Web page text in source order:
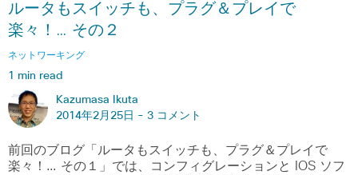
ルータもスイッチも、プラグ＆プレイで
楽々！… その２
ネットワーキング
1 min read
Kazumasa Ikuta
2014年2月25日 - 3 コメント
前回のブログ「ルータもスイッチも、プラグ＆プレイで
楽々！… その１」では、コンフィグレーションと IOS ソフ